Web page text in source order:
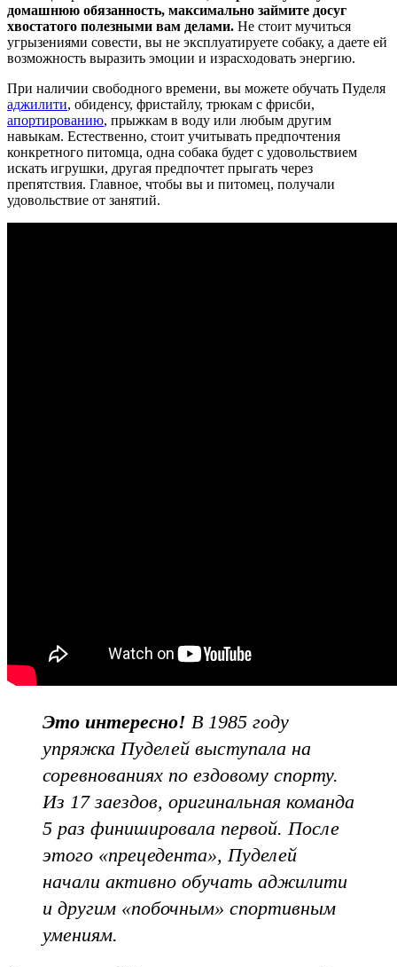
домашнюю обязанность, максимально займите досуг
хвостатого полезными вам делами. Не стоит мучиться
угрызениями совести, вы не эксплуатируете собаку, а даете ей
возможность выразить эмоции и израсходовать энергию.
При наличии свободного времени, вы можете обучать Пуделя
аджилити, обиденсу, фристайлу, трюкам с фрисби,
апортированию, прыжкам в воду или любым другим
навыкам. Естественно, стоит учитывать предпочтения
конкретного питомца, одна собака будет с удовольствием
искать игрушки, другая предпочтет прыгать через
препятствия. Главное, чтобы вы и питомец, получали
удовольствие от занятий.
Это интересно! В 1985 году
упряжка Пуделей выступала на
соревнованиях по ездовому спорту.
Из 17 заездов, оригинальная команда
5 раз финишировала первой. После
этого «прецедента», Пуделей
начали активно обучать аджилити
и другим «побочным» спортивным
умениям.